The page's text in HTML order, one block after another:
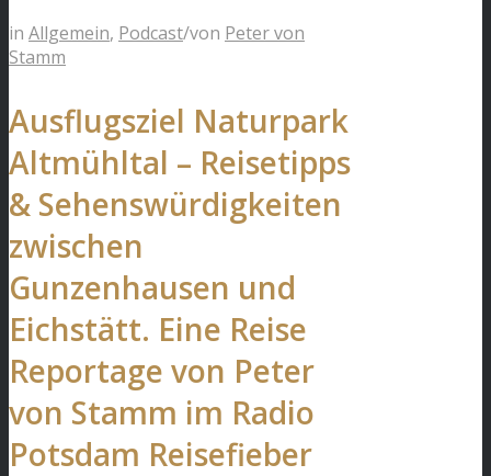
in Allgemein, Podcast/von Peter von
Stamm
Ausflugsziel Naturpark
Altmühltal – Reisetipps
& Sehenswürdigkeiten
zwischen
Gunzenhausen und
Eichstätt. Eine Reise
Reportage von Peter
von Stamm im Radio
Potsdam Reisefieber